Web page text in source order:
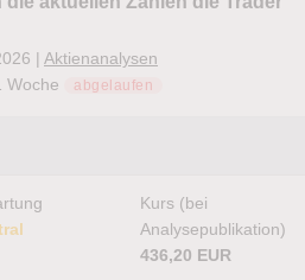
| Aktienanalysen
Woche abgelaufen
Kurs (bei
Analysepublikation)
436,20 EUR